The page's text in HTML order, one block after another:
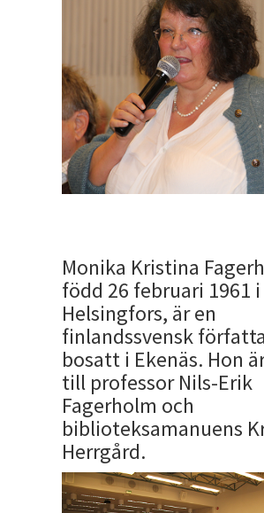
Monika Kristina
född 26 februari 1961 i
Helsingfors, är en
finlandssvensk
bosatt i Ekenäs. Hon
till professor Nils-Erik
Fagerholm och
biblioteksamanuens
Herrgård.